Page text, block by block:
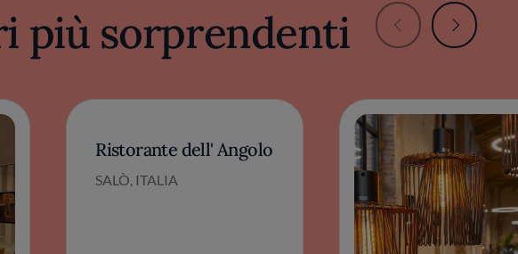
più sorprendenti
Ristorante dell' Angolo
SALÒ, ITALIA